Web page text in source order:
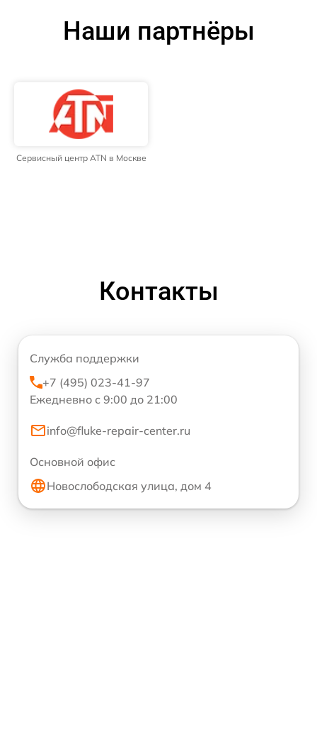
Наши партнёры
Сервисный центр ATN в Москве
Контакты
Служба поддержки
+7 (495) 023-41-97
Ежедневно с 9:00 до 21:00
info@fluke-repair-center.ru
Основной офис
Новослободская улица, дом 4